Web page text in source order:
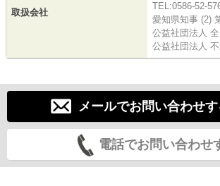
取扱会社
TEL:0586-52-
愛知県知事 (2)
公益社団法人
公益社団法人
メールでお問い合わせ
電話でお問い合わせ